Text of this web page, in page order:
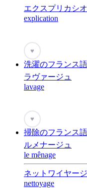
エクスプリカシ
explication
♥
洗濯のフランス語
ラヴァージュ
lavage
♥
掃除のフランス語
ルメナージュ
le mênage
ネットワイヤージ
nettoyage